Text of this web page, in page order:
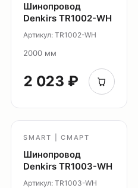
Шинопровод
Denkirs TR1002-WH
Артикул: TR1002-WH
2000 мм
2 023 ₽
SMART | СМАРТ
Шинопровод
Denkirs TR1003-WH
Артикул: TR1003-WH
Главная
Система Solid
Модуль Slim LED
Профиль Slott
Система Smart